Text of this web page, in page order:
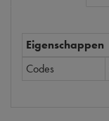
Eigenschappen
Codes